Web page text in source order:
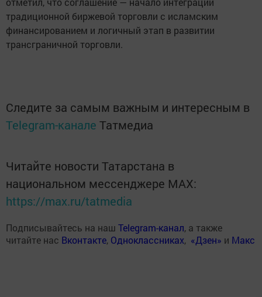
традиционной биржевой торговли с исламским
финансированием и логичный этап в развитии
трансграничной торговли.
Следите за самым важным и интересным в
Telegram-канале Татмедиа
Читайте новости Татарстана в
национальном мессенджере MАХ:
https://max.ru/tatmedia
Подписывайтесь на наш Telegram-канал, а также
читайте нас Вконтакте, Одноклассниках, «Дзен» и Макс